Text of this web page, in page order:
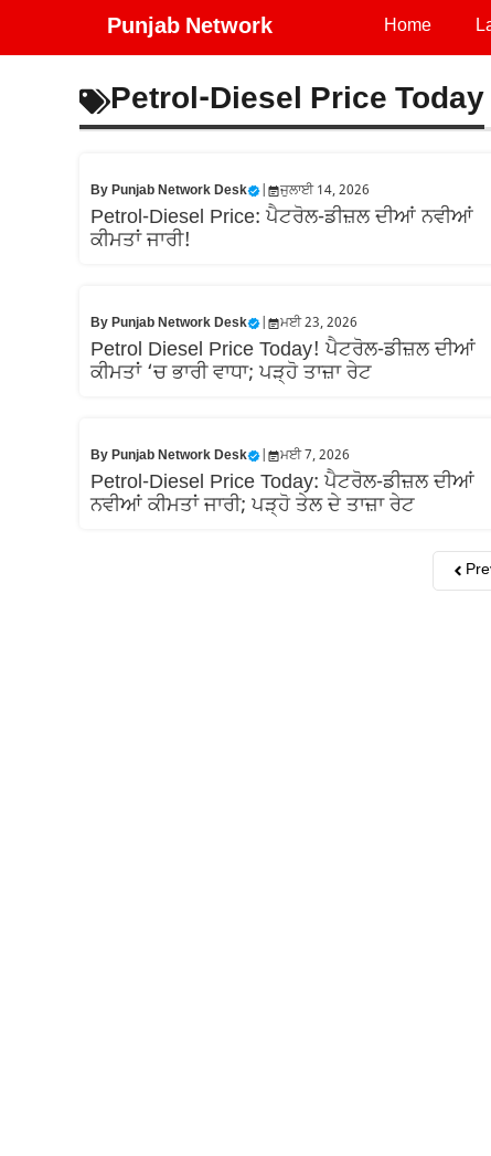
Punjab Network Home
Petrol-Diesel Price Today
ByPunjab Network Desk ਜੁਲਾਈ 14, 2026
Petrol-Diesel Price: ਪੈਟਰੋਲ-ਡੀਜ਼ਲ ਦੀਆਂ ਨਵੀਆਂ
ਕੀਮਤਾਂ ਜਾਰੀ!
ByPunjab Network Desk ਮਈ 23, 2026
Petrol Diesel Price Today! ਪੈਟਰੋਲ-ਡੀਜ਼ਲ ਦੀਆਂ
ਕੀਮਤਾਂ ‘ਚ ਭਾਰੀ ਵਾਧਾ; ਪੜ੍ਹੋ ਤਾਜ਼ਾ ਰੇਟ
ByPunjab Network Desk ਮਈ 7, 2026
Petrol-Diesel Price Today: ਪੈਟਰੋਲ-ਡੀਜ਼ਲ ਦੀਆਂ
ਨਵੀਆਂ ਕੀਮਤਾਂ ਜਾਰੀ; ਪੜ੍ਹੋ ਤੇਲ ਦੇ ਤਾਜ਼ਾ ਰੇਟ